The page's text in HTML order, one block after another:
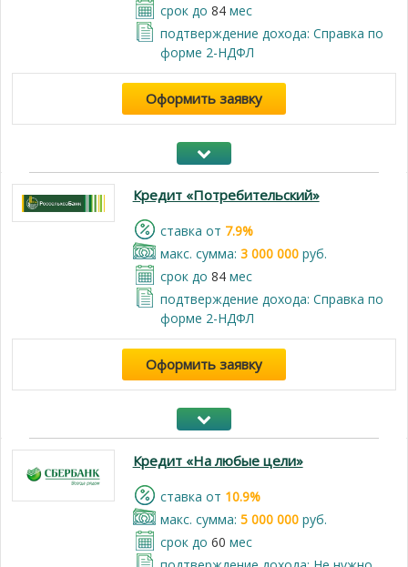
срок до 84мес
подтверждение дохода: Справка по
форме 2-НДФЛ
Оформить заявку
Кредит «Потребительский»
cтавка от 7.9%
макс. сумма: 3 000 000руб.
срок до 84мес
подтверждение дохода: Справка по
форме 2-НДФЛ
Оформить заявку
Кредит «На любые цели»
cтавка от 10.9%
макс. сумма: 5 000 000руб.
срок до 60 мес